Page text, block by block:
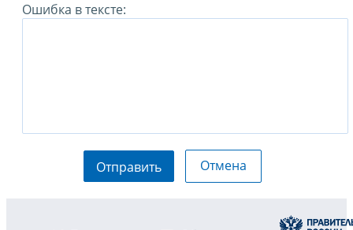
Ошибка в тексте:
Отправить Отмена